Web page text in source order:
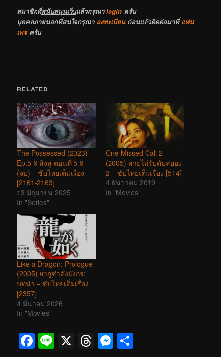
สมาชิกที่สนับสนุนเว็บแล้วกรุณาlogin ครับ
บุคคลภายนอกที่สนใจกรุณา ลงทะเบียนก่อนแล้วติดต่อมาที่แฟน
เพจครับ
RELATED
The Possessed (2023)
Ep.5-9 สิงสู่ ตอนที่ 5-9
(จบ) – ซับไทยเต็มเรื่อง
[2161-2163]
13 มิถุนายน 2025
In "Series"
One Missed Call 2
(2005) สายไม่รับดับสยอง
2 – ซับไทยเต็มเรื่อง [514]
4 ธันวาคม 2019
In "Movies"
Like a Dragon: Prologue
(2005) ยากูซ่าดั่งมังกร:
บทนำ – ซับไทยเต็มเรื่อง
[2357]
4 มีนาคม 2026
In "Movies"
Facebook
Line
X Threads
Messenger